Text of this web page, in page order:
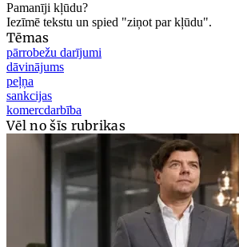
Pamanīji kļūdu?
Iezīmē tekstu un spied "ziņot par kļūdu".
Tēmas
pārrobežu darījumi
dāvinājums
peļņa
sankcijas
komercdarbība
Vēl no šīs rubrikas